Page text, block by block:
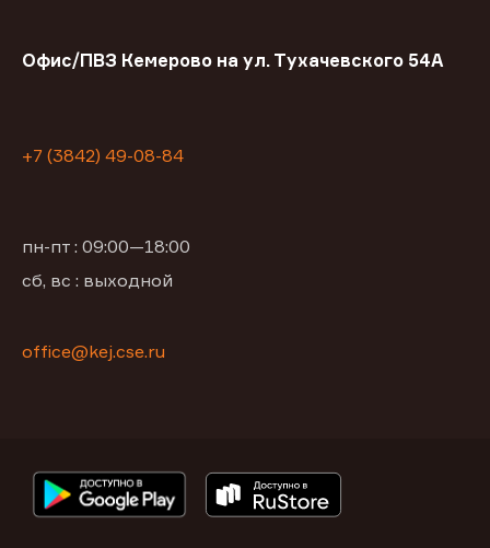
Офис/ПВЗ Кемерово на ул. Тухачевского 54А
+7 (3842) 49-08-84
пн-пт : 09:00—18:00
сб, вс : выходной
office@kej.cse.ru